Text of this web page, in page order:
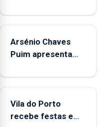
aos
durante
o
de
entre
as
Arsénio Chaves
Puim apresenta
de Vila do Porto
Vila do Porto
recebe festas em